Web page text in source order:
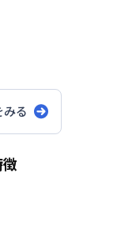
通のバラン
証金、清掃
る